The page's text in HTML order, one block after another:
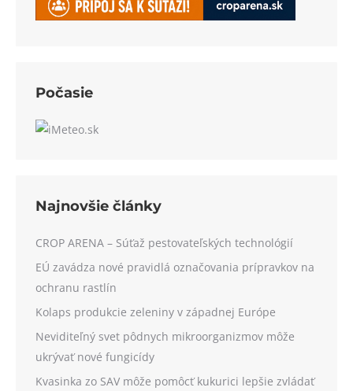
Počasie
Najnovšie články
CROP ARENA – Súťaž pestovateľských technológií
EÚ zavádza nové pravidlá označovania prípravkov na
ochranu rastlín
Kolaps produkcie zeleniny v západnej Európe
Neviditeľný svet pôdnych mikroorganizmov môže
ukrývať nové fungicídy
Kvasinka zo SAV môže pomôcť kukurici lepšie zvládať